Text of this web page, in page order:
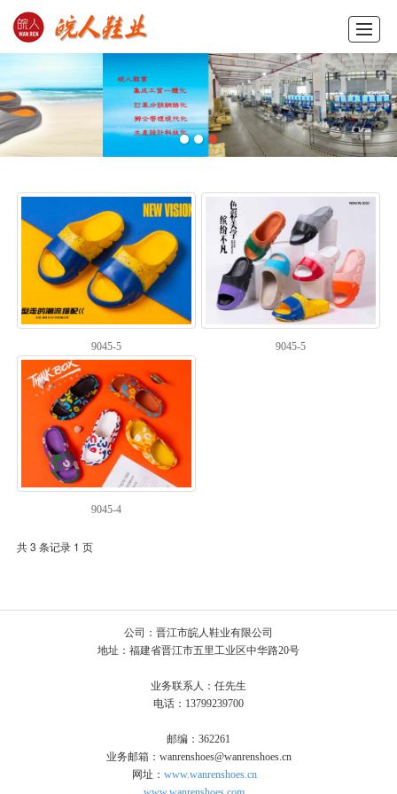
新闻动态 公司概况 留言反馈 联系我们 ENGLISH
9045-5 9045-5
9045-4
共 3 条记录 1 页
公司：晋江市皖人鞋业有限公司
地址：福建省晋江市五里工业区中华路20号
业务联系人：任先生
电话：13799239700
邮编：362261
业务邮箱：wanrenshoes@wanrenshoes.cn
网址： www.wanrenshoes.cn